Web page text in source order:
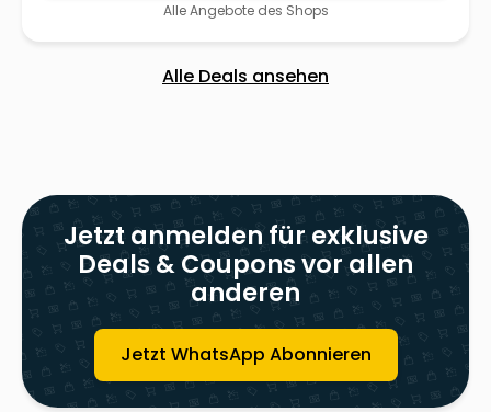
Alle Angebote des Shops
Alle Deals ansehen
Jetzt anmelden für exklusive
Deals & Coupons vor allen
anderen
Jetzt WhatsApp Abonnieren